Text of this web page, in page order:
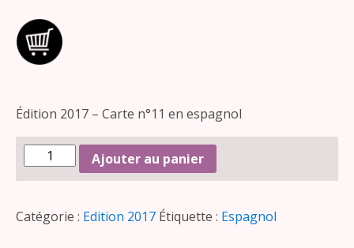
Édition 2017 – Carte n°11 en espagnol
Ajouter au panier
Catégorie : Edition 2017 Étiquette : Espagnol